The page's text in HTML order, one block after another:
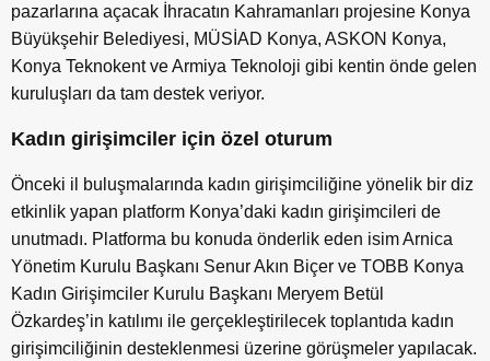
pazarlarına açacak İhracatın Kahramanları projesine Konya
Büyükşehir Belediyesi, MÜSİAD Konya, ASKON Konya,
Konya Teknokent ve Armiya Teknoloji gibi kentin önde gelen
kuruluşları da tam destek veriyor.
Kadın girişimciler için özel oturum
Önceki il buluşmalarında kadın girişimciliğine yönelik bir diz
etkinlik yapan platform Konya’daki kadın girişimcileri de
unutmadı. Platforma bu konuda önderlik eden isim Arnica
Yönetim Kurulu Başkanı Senur Akın Biçer ve TOBB Konya
Kadın Girişimciler Kurulu Başkanı Meryem Betül
Özkardeş’in katılımı ile gerçekleştirilecek toplantıda kadın
girişimciliğinin desteklenmesi üzerine görüşmeler yapılacak.